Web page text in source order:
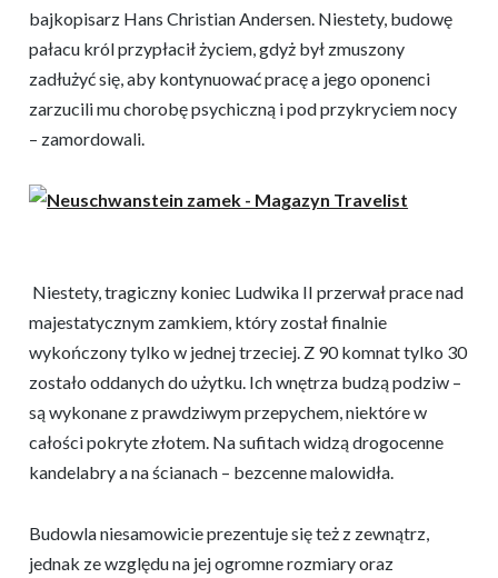
bajkopisarz Hans Christian Andersen. Niestety, budowę
pałacu król przypłacił życiem, gdyż był zmuszony
zadłużyć się, aby kontynuować pracę a jego oponenci
zarzucili mu chorobę psychiczną i pod przykryciem nocy
– zamordowali.
Niestety, tragiczny koniec Ludwika II przerwał prace nad
majestatycznym zamkiem, który został finalnie
wykończony tylko w jednej trzeciej. Z 90 komnat tylko 30
zostało oddanych do użytku. Ich wnętrza budzą podziw –
są wykonane z prawdziwym przepychem, niektóre w
całości pokryte złotem. Na sufitach widzą drogocenne
kandelabry a na ścianach – bezcenne malowidła.
Budowla niesamowicie prezentuje się też z zewnątrz,
jednak ze względu na jej ogromne rozmiary oraz